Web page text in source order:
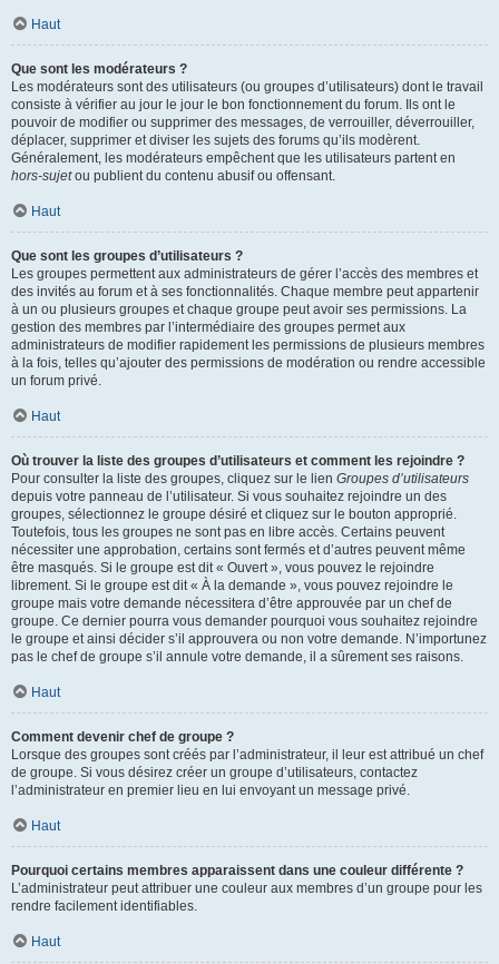
Haut
Que sont les modérateurs ?
Les modérateurs sont des utilisateurs (ou groupes d’utilisateurs) dont le travail
consiste à vérifier au jour le jour le bon fonctionnement du forum. Ils ont le
pouvoir de modifier ou supprimer des messages, de verrouiller, déverrouiller,
déplacer, supprimer et diviser les sujets des forums qu’ils modèrent.
Généralement, les modérateurs empêchent que les utilisateurs partent en
hors-sujetou publient du contenu abusif ou offensant.
Haut
Que sont les groupes d’utilisateurs ?
Les groupes permettent aux administrateurs de gérer l’accès des membres et
des invités au forum et à ses fonctionnalités. Chaque membre peut appartenir
à un ou plusieurs groupes et chaque groupe peut avoir ses permissions. La
gestion des membres par l’intermédiaire des groupes permet aux
administrateurs de modifier rapidement les permissions de plusieurs membres
à la fois, telles qu’ajouter des permissions de modération ou rendre accessible
un forum privé.
Haut
Où trouver la liste des groupes d’utilisateurs et comment les rejoindre ?
Pour consulter la liste des groupes, cliquez sur le lien Groupes d’utilisateurs
depuis votre panneau de l’utilisateur. Si vous souhaitez rejoindre un des
groupes, sélectionnez le groupe désiré et cliquez sur le bouton approprié.
Toutefois, tous les groupes ne sont pas en libre accès. Certains peuvent
nécessiter une approbation, certains sont fermés et d’autres peuvent même
être masqués. Si le groupe est dit « Ouvert », vous pouvez le rejoindre
librement. Si le groupe est dit « À la demande », vous pouvez rejoindre le
groupe mais votre demande nécessitera d’être approuvée par un chef de
groupe. Ce dernier pourra vous demander pourquoi vous souhaitez rejoindre
le groupe et ainsi décider s’il approuvera ou non votre demande. N’importunez
pas le chef de groupe s’il annule votre demande, il a sûrement ses raisons.
Haut
Comment devenir chef de groupe ?
Lorsque des groupes sont créés par l’administrateur, il leur est attribué un chef
de groupe. Si vous désirez créer un groupe d’utilisateurs, contactez
l’administrateur en premier lieu en lui envoyant un message privé.
Haut
Pourquoi certains membres apparaissent dans une couleur différente ?
L’administrateur peut attribuer une couleur aux membres d’un groupe pour les
rendre facilement identifiables.
Haut